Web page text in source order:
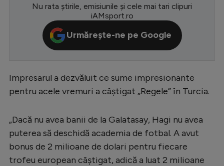
CM 2026
Premier League
LaLiga
Bundesliga
Ligue 1
Campionate
Starurile fotbalului
EURO 2024
Nu rata știrile, emisiunile și cele mai tari clipuri
iAMsport.ro
Urmărește-ne pe Google
Impresarul a dezvăluit ce sume impresionante
pentru acele vremuri a câștigat „Regele” în Turcia.
„Dacă nu avea banii de la Galatasay, Hagi nu avea
puterea să deschidă academia de fotbal. A avut
bonus de 2 milioane de dolari pentru fiecare
trofeu european câștigat, adică a luat 2 milioane